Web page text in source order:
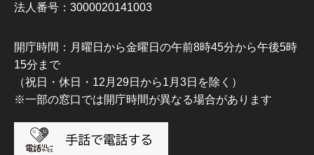
法人番号：3000020141003
開庁時間：月曜日から金曜日の午前8時45分から午後5時
15分まで
（祝日・休日・12月29日から1月3日を除く）
※一部の窓口では開庁時間が異なる場合があります